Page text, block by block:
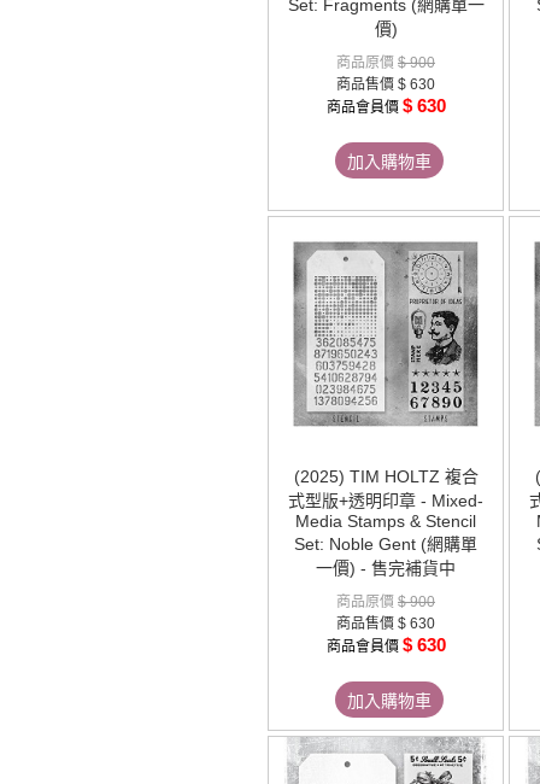
Set: Fragments (網購單一
價)
商品原價 $ 900
商品售價 $ 630
商品會員價 $ 630
加入購物車
(2025) TIM HOLTZ 複合
式型版+透明印章 - Mixed-
Media Stamps & Stencil
Set: Noble Gent (網購單
一價) - 售完補貨中
商品原價 $ 900
商品售價 $ 630
商品會員價 $ 630
加入購物車